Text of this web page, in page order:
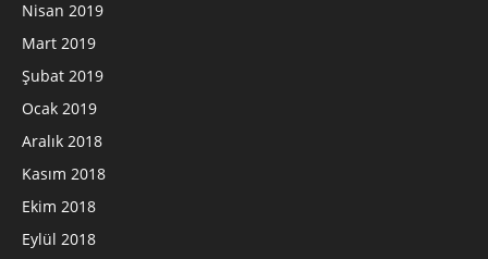
Nisan 2019
Mart 2019
Şubat 2019
Ocak 2019
Aralık 2018
Kasım 2018
Ekim 2018
Eylül 2018